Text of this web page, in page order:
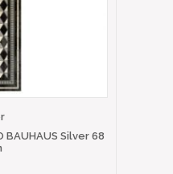
BAUHAUS Silver 68